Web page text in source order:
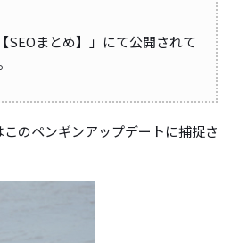
SEOまとめ】」にて公開されて
のペンギンアップデートに捕捉さ